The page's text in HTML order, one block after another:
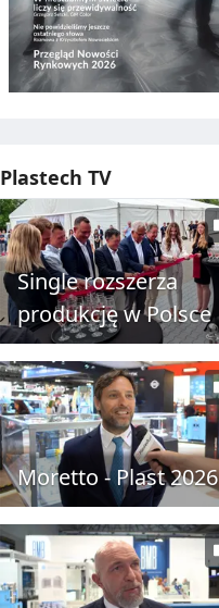
Plastech TV
Single rozszerza
produkcję w Polsce
Moretto - Plast 2026